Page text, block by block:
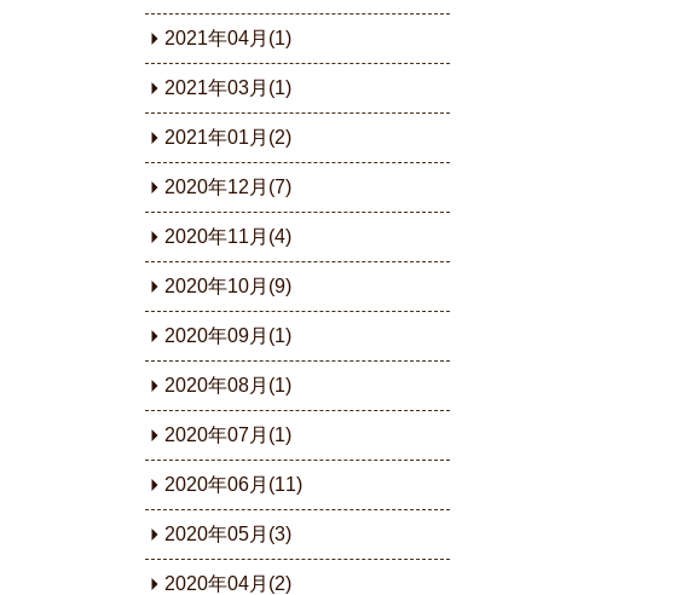
2021年04月(1)
2021年03月(1)
2021年01月(2)
2020年12月(7)
2020年11月(4)
2020年10月(9)
2020年09月(1)
2020年08月(1)
2020年07月(1)
2020年06月(11)
2020年05月(3)
2020年04月(2)